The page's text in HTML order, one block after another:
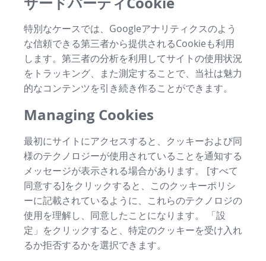
特別なケースでは、Googleアナリティクスのよう
な信頼できる第三者から提供されるCookieも利用
します。第三者の分析を利用してサイトの使用状況
をトラッキング、また測定することで、当社は魅力
的なコンテンツを引き続き作ることができます。
Managing Cookies
最初にサイトにアクセスすると、クッキーおよび同
様のテクノロジーが使用されていることを通知する
メッセージが表示される場合があります。 [すべて
同意する]をクリックすると、このクッキーポリシ
ーに記載されているように、これらのテクノロジの
使用を理解し、同意したことになります。 「設
定」をクリックすると、特定のクッキーを受け入れ
るか拒否するかを選択できます。